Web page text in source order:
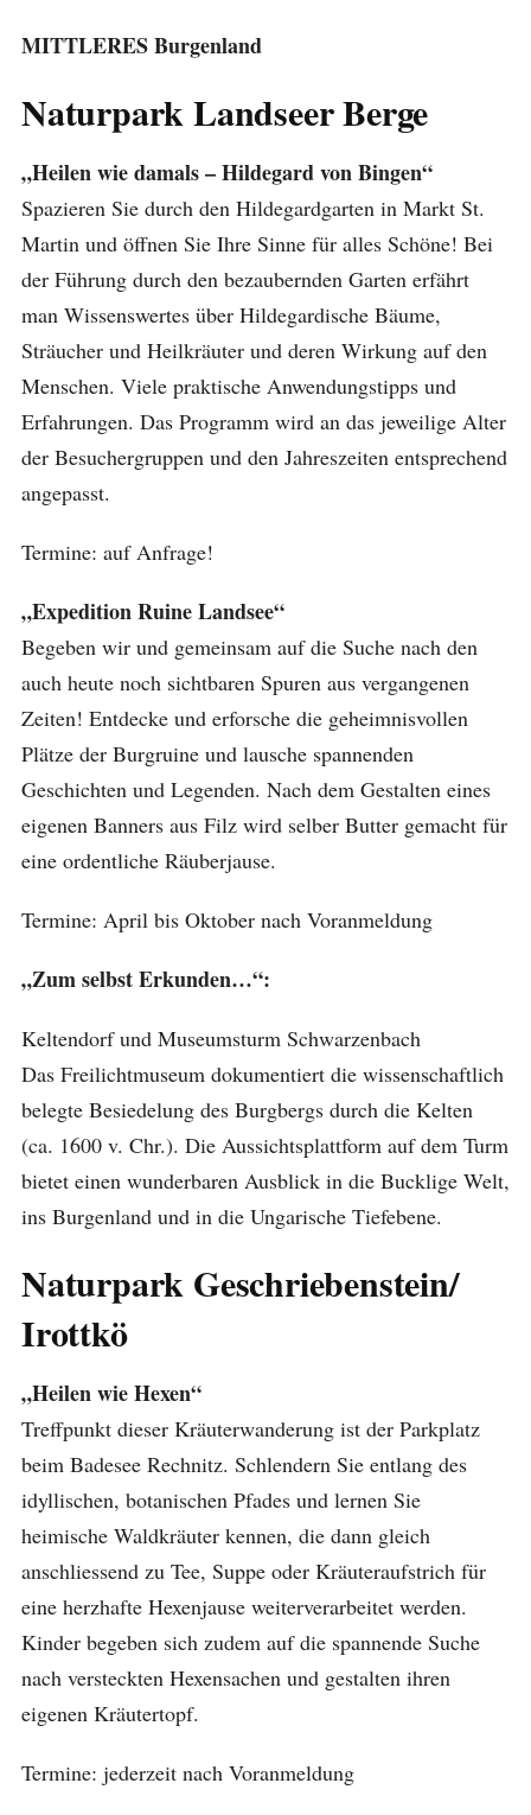
MITTLERES Burgenland
Naturpark Landseer Berge
„Heilen wie damals – Hildegard von Bingen“
Spazieren Sie durch den Hildegardgarten in Markt St.
Martin und öffnen Sie Ihre Sinne für alles Schöne! Bei
der Führung durch den bezaubernden Garten erfährt
man Wissenswertes über Hildegardische Bäume,
Sträucher und Heilkräuter und deren Wirkung auf den
Menschen. Viele praktische Anwendungstipps und
Erfahrungen. Das Programm wird an das jeweilige Alter
der Besuchergruppen und den Jahreszeiten entsprechend
angepasst.
Termine: auf Anfrage!
„Expedition Ruine Landsee“
Begeben wir und gemeinsam auf die Suche nach den
auch heute noch sichtbaren Spuren aus vergangenen
Zeiten! Entdecke und erforsche die geheimnisvollen
Plätze der Burgruine und lausche spannenden
Geschichten und Legenden. Nach dem Gestalten eines
eigenen Banners aus Filz wird selber Butter gemacht für
eine ordentliche Räuberjause.
Termine: April bis Oktober nach Voranmeldung
„Zum selbst Erkunden…“:
Keltendorf und Museumsturm Schwarzenbach
Das Freilichtmuseum dokumentiert die wissenschaftlich
belegte Besiedelung des Burgbergs durch die Kelten
(ca. 1600 v. Chr.). Die Aussichtsplattform auf dem Turm
bietet einen wunderbaren Ausblick in die Bucklige Welt,
ins Burgenland und in die Ungarische Tiefebene.
Naturpark Geschriebenstein/
Irottkö
„Heilen wie Hexen“
Treffpunkt dieser Kräuterwanderung ist der Parkplatz
beim Badesee Rechnitz. Schlendern Sie entlang des
idyllischen, botanischen Pfades und lernen Sie
heimische Waldkräuter kennen, die dann gleich
anschliessend zu Tee, Suppe oder Kräuteraufstrich für
eine herzhafte Hexenjause weiterverarbeitet werden.
Kinder begeben sich zudem auf die spannende Suche
nach versteckten Hexensachen und gestalten ihren
eigenen Kräutertopf.
Termine: jederzeit nach Voranmeldung